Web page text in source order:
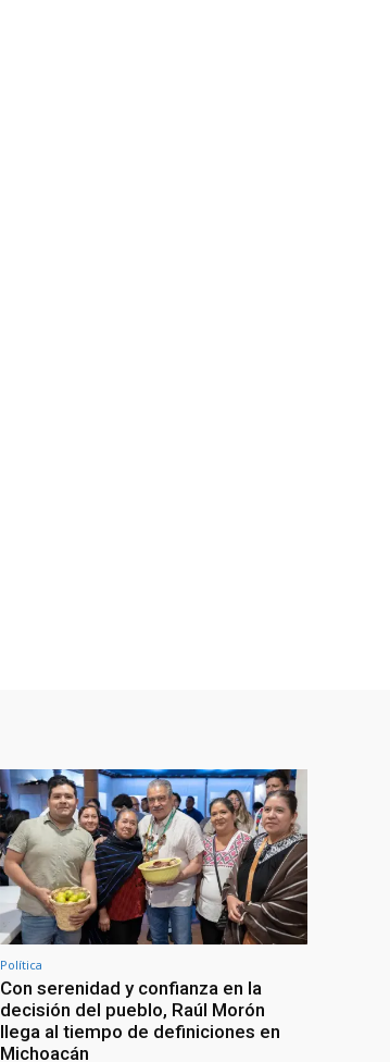
Política
Con serenidad y confianza en la
decisión del pueblo, Raúl Morón
llega al tiempo de definiciones en
Michoacán